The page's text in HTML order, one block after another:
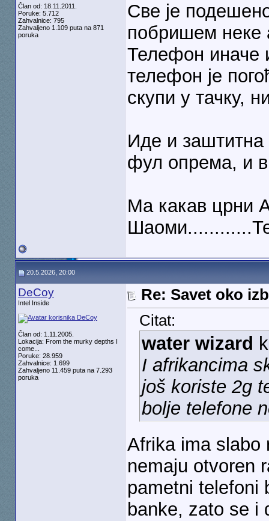
Član od: 18.11.2011.
Poruke: 5.712
Zahvalnice: 795
Zahvaljeno 1.109 puta na 871
poruka
Све је
побришем неке
Телефон иначе
телефон је
скупи у тачку,
Иде и
фул опрема, и
Ма какав црни
20.5.2026, 20:00
DeCoy
Intel Inside
Član od: 1.11.2005.
Lokacija: From the murky depths I
come...
Poruke: 28.959
Zahvalnice: 1.699
Zahvaljeno 11.459 puta na 7.293
poruka
Re: Savet oko
Citat:
water wizard
I afrikancima
još koriste 2g
bolje telefone
Afrika ima slabo
nemaju otvoren
pametni telefoni
banke, zato se i